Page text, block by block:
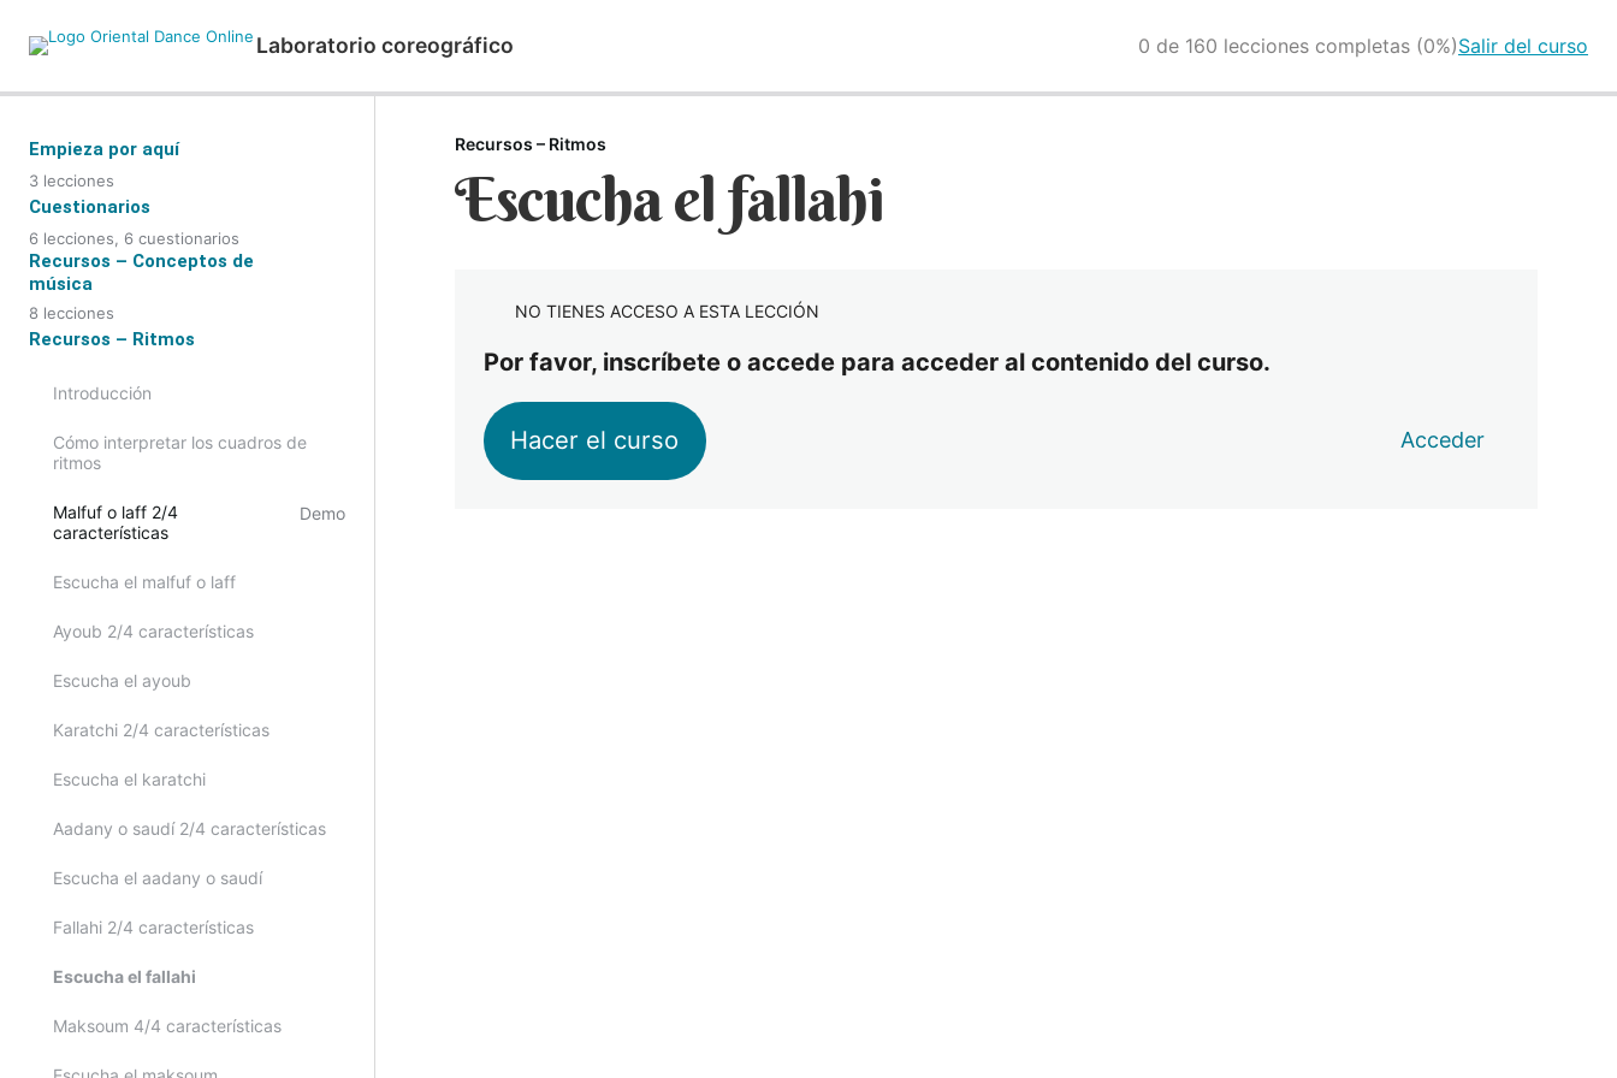
Laboratorio coreográfico 0 de 160 lecciones completas (0%)Salir del curso
Empieza por aquí
Bienvenida
Instrucciones
Qué es coreografiar
3 lecciones
Cuestionarios
Conceptos de música
Ritmos
Rutina oriental o mejancé
Creación de coreografías
6 lecciones, 6 cuestionarios
Recursos – Conceptos de
música
Por qué es importante aprender
Melodía, armonía y ritmo
Instrumentos que hacen el ritmo
Instrumentos que hacen la melodía
8 lecciones
Recursos – Ritmos
Introducción
Cómo interpretar los cuadros de
ritmos
Malfuf o laff 2/4
características
Demo
Escucha el malfuf o laff
Ayoub 2/4 características
Escucha el ayoub
Karatchi 2/4 características
Escucha el karatchi
Aadany o saudí 2/4 características
Escucha el aadany o saudí
Fallahi 2/4 características
Escucha el fallahi
Maksoum 4/4 características
Recursos – Ritmos
Escucha el fallahi
NO TIENES ACCESO A ESTA LECCIÓN
Por favor, inscríbete o accede para acceder al contenido del curso.
Hacer el curso Acceder